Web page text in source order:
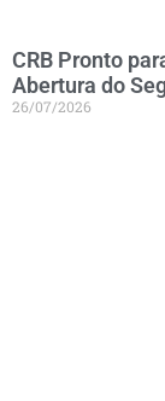
CRB Pronto
Abertura do
26/07/2026